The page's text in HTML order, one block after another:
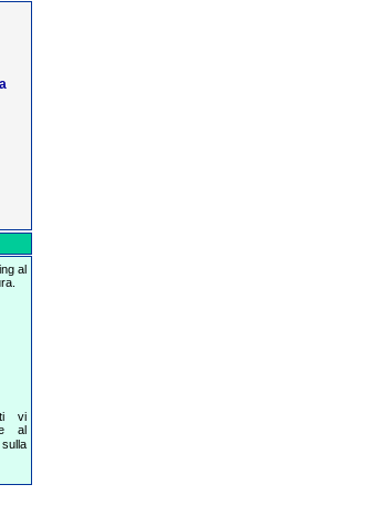
al
vi
al